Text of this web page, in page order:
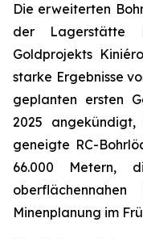
Die erweiterten
der Lagerstätte
Goldprojekts
starke Ergebnisse
geplanten ersten
2025 angekündigt,
geneigte RC-
66.000 Metern,
Minenplanung im